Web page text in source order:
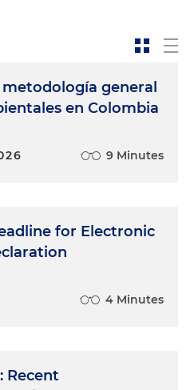
general
en Colombia
9 Minutes
for Electronic
4 Minutes
Recent